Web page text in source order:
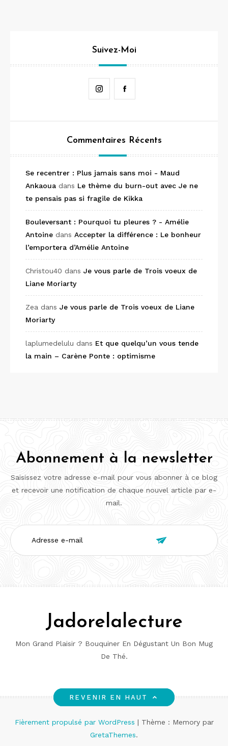
Suivez-Moi
Instagram
Commentaires Récents
Se recentrer : Plus jamais sans moi - Maud
Ankaoua dans Le thème du burn-out avec Je ne
te pensais pas si fragile de Kikka
Bouleversant : Pourquoi tu pleures ? - Amélie
Antoine dans Accepter la différence : Le bonheur
l’emportera d’Amélie Antoine
Christou40 dans Je vous parle de Trois voeux de
Liane Moriarty
Zea dans Je vous parle de Trois voeux de Liane
Moriarty
laplumedelulu dans Et que quelqu’un vous tende
la main – Carène Ponte : optimisme
Abonnement à la newsletter
Saisissez votre adresse e-mail pour vous abonner à ce blog
et recevoir une notification de chaque nouvel article par e-
mail.
Adresse
e-
mail

Jadorelalecture
Mon Grand Plaisir ? Bouquiner En Dégustant Un Bon Mug
De Thé.
REVENIR EN HAUT
Fièrement propulsé par WordPress | Thème : Memory par
GretaThemes.